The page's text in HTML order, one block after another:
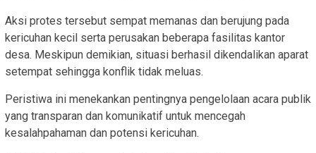
Aksi protes tersebut sempat memanas dan berujung pada
kericuhan kecil serta perusakan beberapa fasilitas kantor
desa. Meskipun demikian, situasi berhasil dikendalikan aparat
setempat sehingga konflik tidak meluas.
Peristiwa ini menekankan pentingnya pengelolaan acara publik
yang transparan dan komunikatif untuk mencegah
kesalahpahaman dan potensi kericuhan.